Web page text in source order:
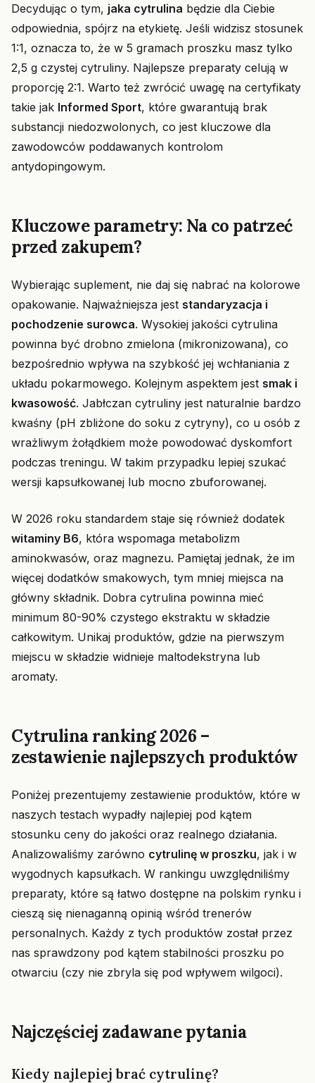
Decydując o tym, jaka cytrulina będzie dla Ciebie
odpowiednia, spójrz na etykietę. Jeśli widzisz stosunek
1:1, oznacza to, że w 5 gramach proszku masz tylko
2,5 g czystej cytruliny. Najlepsze preparaty celują w
proporcję 2:1. Warto też zwrócić uwagę na certyfikaty
takie jak Informed Sport, które gwarantują brak
substancji niedozwolonych, co jest kluczowe dla
zawodowców poddawanych kontrolom
antydopingowym.
Kluczowe parametry: Na co patrzeć
przed zakupem?
Wybierając suplement, nie daj się nabrać na kolorowe
opakowanie. Najważniejsza jest standaryzacja i
pochodzenie surowca. Wysokiej jakości cytrulina
powinna być drobno zmielona (mikronizowana), co
bezpośrednio wpływa na szybkość jej wchłaniania z
układu pokarmowego. Kolejnym aspektem jest smak i
kwasowość. Jabłczan cytruliny jest naturalnie bardzo
kwaśny (pH zbliżone do soku z cytryny), co u osób z
wrażliwym żołądkiem może powodować dyskomfort
podczas treningu. W takim przypadku lepiej szukać
wersji kapsułkowanej lub mocno zbuforowanej.
W 2026 roku standardem staje się również dodatek
witaminy B6, która wspomaga metabolizm
aminokwasów, oraz magnezu. Pamiętaj jednak, że im
więcej dodatków smakowych, tym mniej miejsca na
główny składnik. Dobra cytrulina powinna mieć
minimum 80-90% czystego ekstraktu w składzie
całkowitym. Unikaj produktów, gdzie na pierwszym
miejscu w składzie widnieje maltodekstryna lub
aromaty.
Cytrulina ranking 2026 –
zestawienie najlepszych produktów
Poniżej prezentujemy zestawienie produktów, które w
naszych testach wypadły najlepiej pod kątem
stosunku ceny do jakości oraz realnego działania.
Analizowaliśmy zarówno cytrulinę w proszku, jak i w
wygodnych kapsułkach. W rankingu uwzględniliśmy
preparaty, które są łatwo dostępne na polskim rynku i
cieszą się nienaganną opinią wśród trenerów
personalnych. Każdy z tych produktów został przez
nas sprawdzony pod kątem stabilności proszku po
otwarciu (czy nie zbryla się pod wpływem wilgoci).
Najczęściej zadawane pytania
Kiedy najlepiej brać cytrulinę?